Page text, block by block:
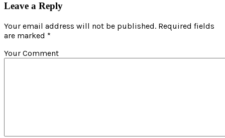
Leave a Reply
Your email address will not be published. Required fields
are marked *
Your Comment